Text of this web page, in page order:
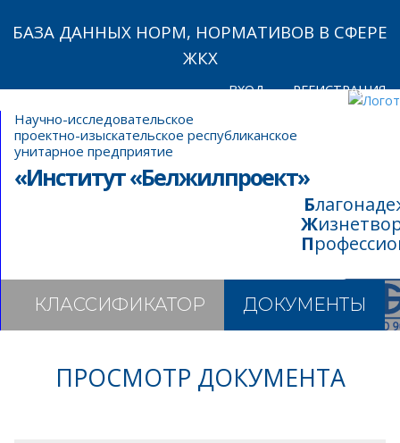
БАЗА ДАННЫХ НОРМ, НОРМАТИВОВ В СФЕРЕ
ЖКХ
ВХОД РЕГИСТРАЦИЯ
Научно-исследовательское
проектно-изыскательское республиканское
унитарное предприятие
«Институт «Белжилпроект»
КЛАССИФИКАТОР ДОКУМЕНТЫ
ПРОСМОТР ДОКУМЕНТА